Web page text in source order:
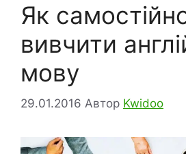
Як
вивчити
мову
29.01.2016 Автор Kwidoo